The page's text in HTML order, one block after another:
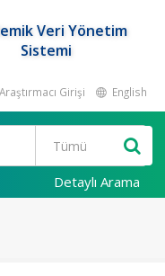
Veri Yönetim
Sistemi
Araştırmacı Girişi English
Detaylı Arama